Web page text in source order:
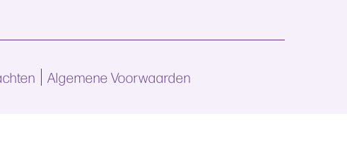
Algemene Voorwaarden